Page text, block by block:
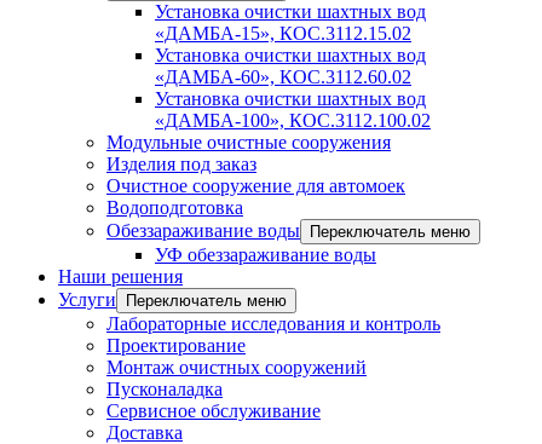
Установка очистки шахтных вод
«ДАМБА-15», КОС.3112.15.02
Установка очистки шахтных вод
«ДАМБА-60», КОС.3112.60.02
Установка очистки шахтных вод
«ДАМБА-100», КОС.3112.100.02
Модульные очистные сооружения
Изделия под заказ
Очистное сооружение для автомоек
Водоподготовка
Обеззараживание воды
Переключатель меню
УФ обеззараживание воды
Наши решения
Услуги
Переключатель меню
Лабораторные исследования и контроль
Проектирование
Монтаж очистных сооружений
Пусконаладка
Сервисное обслуживание
Доставка